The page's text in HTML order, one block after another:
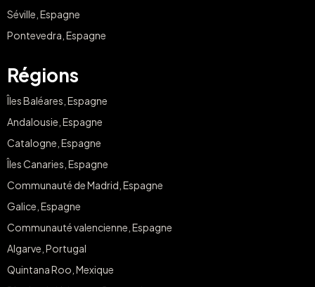
Séville, Espagne
Pontevedra, Espagne
Régions
Îles Baléares, Espagne
Andalousie, Espagne
Catalogne, Espagne
Îles Canaries, Espagne
Communauté de Madrid, Espagne
Galice, Espagne
Communauté valencienne, Espagne
Algarve, Portugal
Quintana Roo, Mexique